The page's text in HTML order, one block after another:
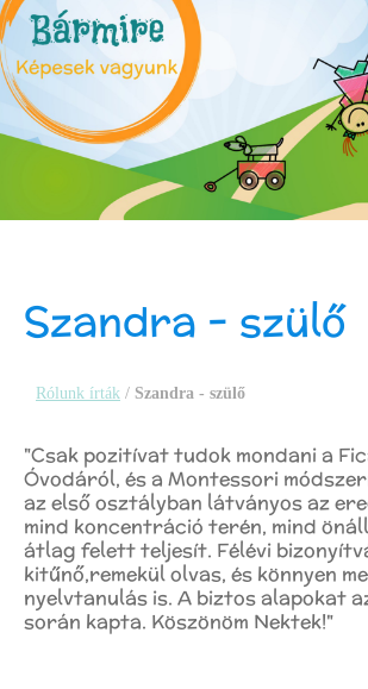
Szandra - szülő
Rólunk írták / Szandra - szülő
"Csak pozitívat tudok mondani a
Óvodáról, és a Montessori
az első osztályban látványos az
mind koncentráció terén, mind
átlag felett teljesít. Félévi
kitűnő,remekül olvas, és könnyen
nyelvtanulás is. A biztos alapokat
során kapta. Köszönöm Nektek!"